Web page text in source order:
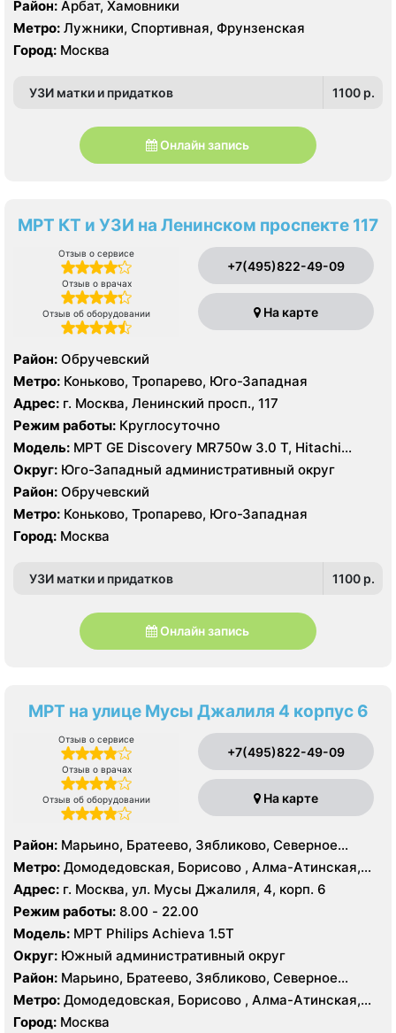
Район: Арбат, Хамовники
Метро: Лужники, Спортивная, Фрунзенская
Город: Москва
УЗИ матки и придатков 1100 p.
Онлайн запись
МРТ КТ и УЗИ на Ленинском проспекте 117
Отзыв о сервисе
Отзыв о врачах
Отзыв об оборудовании
+7(495)822-49-09
На карте
Район: Обручевский
Метро: Коньково, Тропарево, Юго-Западная
Адрес: г. Москва, Ленинский просп., 117
Режим работы: Круглосуточно
Модель: МРТ GE Discovery MR750w 3.0 T, Hitachi
Aperto 0.4 Т, КТ GE LightSpeed 64 среза
Округ: Юго-Западный административный округ
Район: Обручевский
Метро: Коньково, Тропарево, Юго-Западная
Город: Москва
УЗИ матки и придатков 1100 p.
Онлайн запись
МРТ на улице Мусы Джалиля 4 корпус 6
Отзыв о сервисе
Отзыв о врачах
Отзыв об оборудовании
+7(495)822-49-09
На карте
Район: Марьино, Братеево, Зябликово, Северное
Орехово-Борисово, Южное Орехово-Борисово
Метро: Домодедовская, Борисово , Алма-Атинская,
Красногвардейская, Марьино, Орехово, Шипиловская
Адрес: г. Москва, ул. Мусы Джалиля, 4, корп. 6
Режим работы: 8.00 - 22.00
Модель:
МРТ Philips Achieva 1.5T
Округ: Южный административный округ
Район: Марьино, Братеево, Зябликово, Северное
Орехово-Борисово, Южное Орехово-Борисово
Метро: Домодедовская, Борисово , Алма-Атинская,
Красногвардейская, Марьино, Орехово, Шипиловская
Город: Москва